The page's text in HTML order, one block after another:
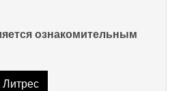
ознакомительным